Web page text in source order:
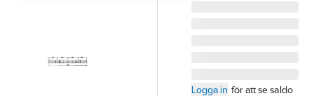
Logga in för att se saldo